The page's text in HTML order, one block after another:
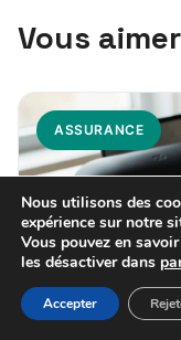
Vous
ASSURANCE
Nous utilisons des
expérience sur notre
Vous pouvez en
les désactiver dans
Accepter